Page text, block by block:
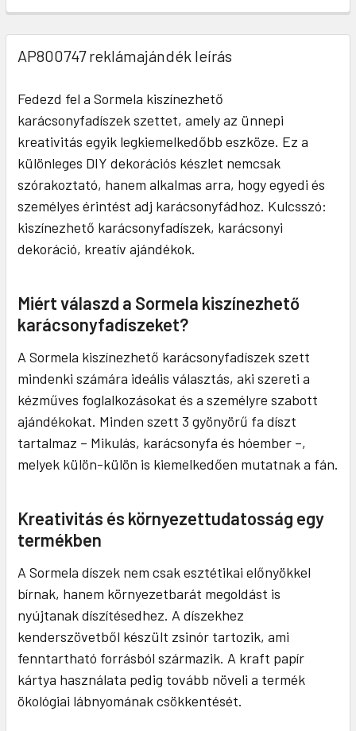
AP800747 reklámajándék leírás
Fedezd fel a Sormela kiszínezhető
karácsonyfadíszek szettet, amely az ünnepi
kreativitás egyik legkiemelkedőbb eszköze. Ez a
különleges DIY dekorációs készlet nemcsak
szórakoztató, hanem alkalmas arra, hogy egyedi és
személyes érintést adj karácsonyfádhoz. Kulcsszó:
kiszínezhető karácsonyfadíszek, karácsonyi
dekoráció, kreatív ajándékok.
Miért válaszd a Sormela kiszínezhető
karácsonyfadíszeket?
A Sormela kiszínezhető karácsonyfadíszek szett
mindenki számára ideális választás, aki szereti a
kézműves foglalkozásokat és a személyre szabott
ajándékokat. Minden szett 3 gyönyörű fa díszt
tartalmaz – Mikulás, karácsonyfa és hóember –,
melyek külön-külön is kiemelkedően mutatnak a fán.
Kreativitás és környezettudatosság egy
termékben
A Sormela díszek nem csak esztétikai előnyökkel
bírnak, hanem környezetbarát megoldást is
nyújtanak díszítésedhez. A díszekhez
kenderszövetből készült zsinór tartozik, ami
fenntartható forrásból származik. A kraft papír
kártya használata pedig tovább növeli a termék
ökológiai lábnyomának csökkentését.